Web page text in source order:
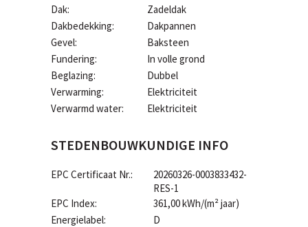
Dak:
Zadeldak
Dakbedekking:
Dakpannen
Gevel:
Baksteen
Fundering:
In volle grond
Beglazing:
Dubbel
Verwarming:
Elektriciteit
Verwarmd water:
Elektriciteit
STEDENBOUWKUNDIGE INFO
EPC Certificaat Nr.:
20260326-0003833432-
RES-1
EPC Index:
361,00 kWh/(m² jaar)
Energielabel:
D